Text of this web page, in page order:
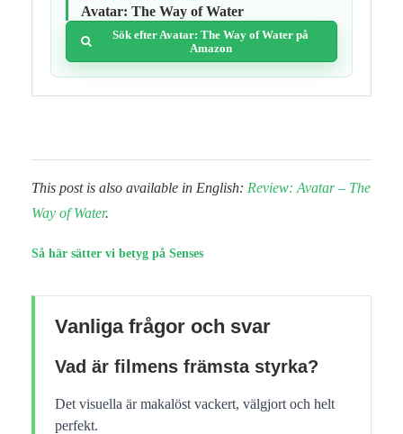
Avatar: The Way of Water
Sök efter Avatar: The Way of Water på
Amazon
This post is also available in English: Review: Avatar – The
Way of Water.
Så här sätter vi betyg på Senses
Vanliga frågor och svar
Vad är filmens främsta styrka?
Det visuella är makalöst vackert, välgjort och helt
perfekt.